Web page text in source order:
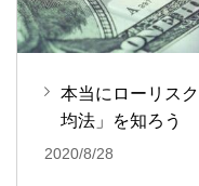
本当にローリス
均法」を知ろう
2020/8/28